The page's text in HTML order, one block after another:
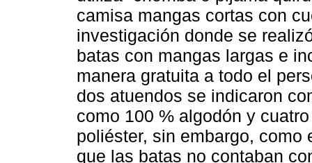
camisa mangas cortas con
investigación donde se
batas con mangas largas e
manera gratuita a todo el
dos atuendos se indicaron
como 100 % algodón y
poliéster, sin embargo, como
que las batas no contaban